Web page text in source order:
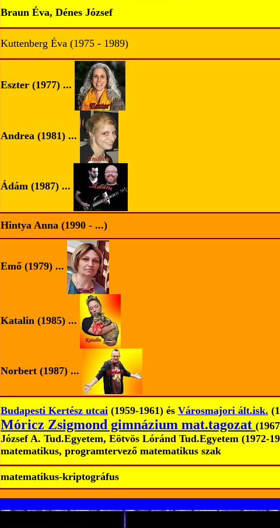
Braun Éva, Dénes József
Kuttenberg Éva (1975 - 1989)
Eszter (1977) ...
Andrea (1981) ...
Ádám (1987) ...
Hintya Anna (1990 - ...)
Emő (1979) ...
Katalin (1985) ...
Norbert (1987) ...
Budapesti Kertész utcai (1959-1961) és Városmajori ált.isk.
Móricz Zsigmond gimnázium mat.tagozat
József A. Tud.Egyetem, Eötvös Lóránd Tud.Egyetem (1972-
matematikus, programtervező matematikus szak
matematikus-kriptográfus